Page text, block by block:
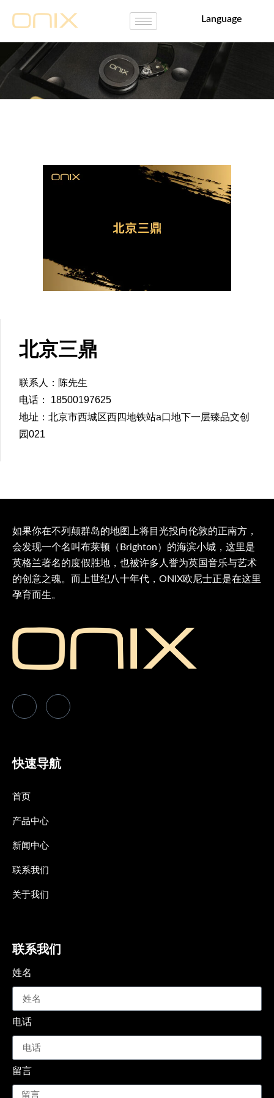
Language
北京三鼎
联系人：陈先生
电话： 18500197625
地址：北京市西城区西四地铁站a口地下一层臻品文创
园021
如果你在不列颠群岛的地图上将目光投向伦敦的正南方，
会发现一个名叫布莱顿（Brighton）的海滨小城，这里是
英格兰著名的度假胜地，也被许多人誉为英国音乐与艺术
的创意之魂。而上世纪八十年代，ONIX欧尼士正是在这里
孕育而生。
快速导航
首页
产品中心
新闻中心
联系我们
关于我们
联系我们
姓名
电话
留言